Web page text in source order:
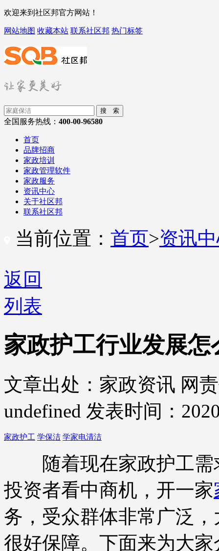
欢迎来到社区邦官方网站！
网站地图 收藏本站 联系社区邦 热门标签
搜 索
全国服务热线： 400-00-96580
首页
品牌招商
家政培训
家政管理软件
家政服务
资讯中心
关于社区邦
联系社区邦
当前位置： 首页>资讯
返回
列表
家政护工行业发展
文章出处：家政资讯 网
undefined 发表时间：
家政护工 学保洁 学家电清洁
随着现在家政护工需
投资者看中商机，开一家
务，受众群体非常广泛
很好保障。下面来为大